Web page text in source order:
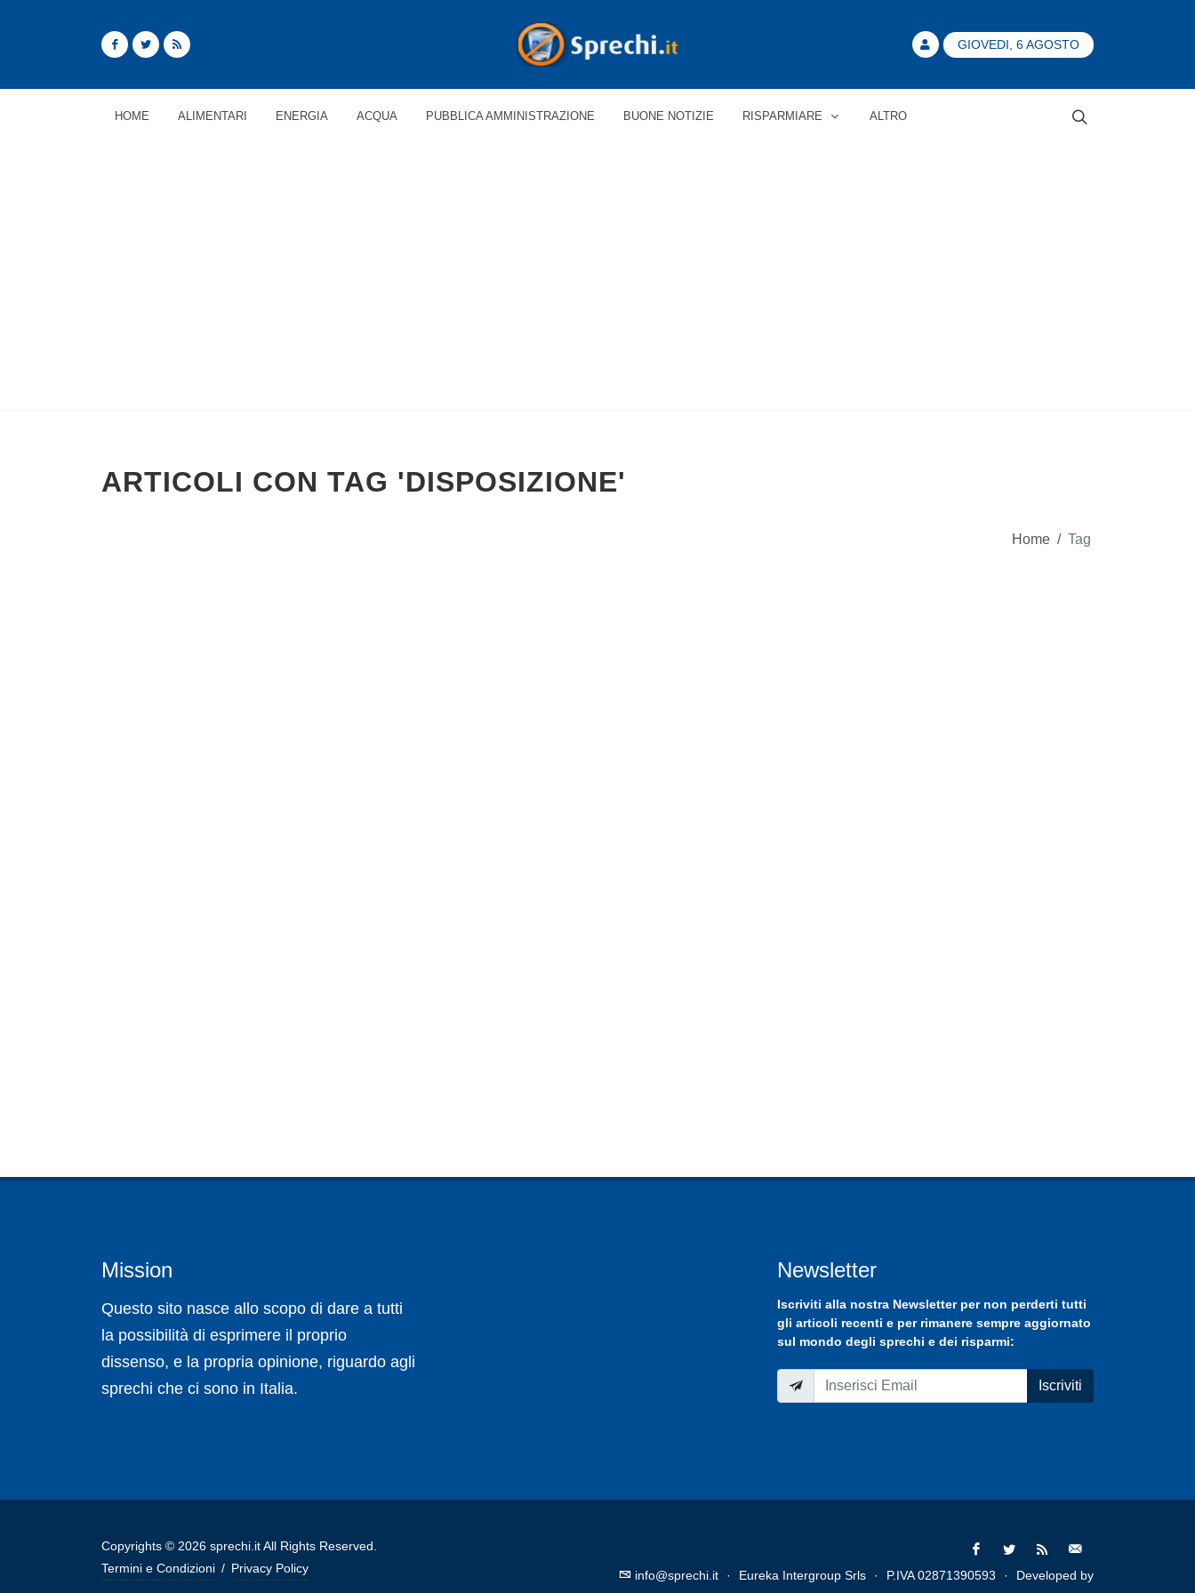
GIOVEDI, 6 AGOSTO
HOME ALIMENTARI ENERGIA ACQUA PUBBLICA AMMINISTRAZIONE BUONE NOTIZIE RISPARMIARE ALTRO
ARTICOLI CON TAG 'DISPOSIZIONE'
Home / Tag
Mission
Questo sito nasce allo scopo di dare a tutti
la possibilità di esprimere il proprio
dissenso, e la propria opinione, riguardo agli
sprechi che ci sono in Italia.
Newsletter
Iscriviti alla nostra Newsletterper non perderti tutti
gli articoli recenti e per rimanere sempre aggiornato
sul mondo degli sprechi e dei risparmi:
Iscriviti
Copyrights © 2026 sprechi.it All Rights Reserved.
Termini e Condizioni / Privacy Policy info@sprechi.it · Eureka Intergroup Srls · P.IVA 02871390593 ·
Developed by